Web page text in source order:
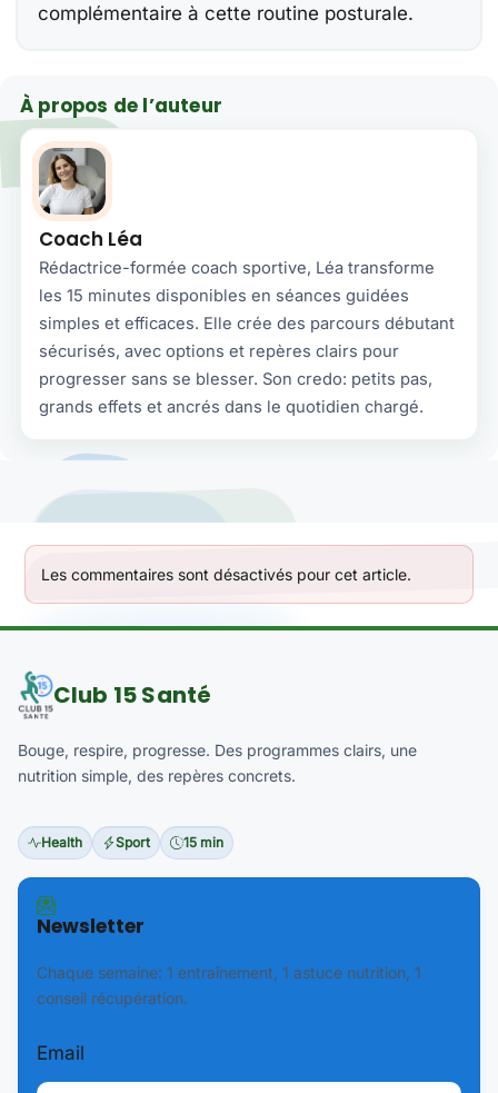
complémentaire à cette routine posturale.
À propos de l’auteur
Coach Léa
Rédactrice-formée coach sportive, Léa transforme
les 15 minutes disponibles en séances guidées
simples et efficaces. Elle crée des parcours débutant
sécurisés, avec options et repères clairs pour
progresser sans se blesser. Son credo: petits pas,
grands effets et ancrés dans le quotidien chargé.
Les commentaires sont désactivés pour cet article.
Club 15 Santé
Bouge, respire, progresse. Des programmes clairs, une
nutrition simple, des repères concrets.
Health Sport 15 min
Newsletter
Chaque semaine: 1 entraînement, 1 astuce nutrition, 1
conseil récupération.
Email